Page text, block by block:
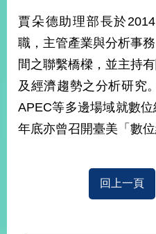
首
頁
網
站
導
覽
關
於
本
部
新
資
賈朵德助理部長於
職，主管產業與分析事
間之聯繫橋樑，並主持
及經濟趨勢之分析研究
APEC等多邊場域就數
年底亦曾召開臺美「數
回上一頁